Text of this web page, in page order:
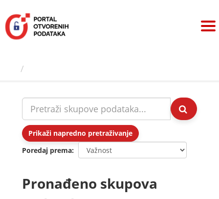
sadržaj
Prikaži napredno pretraživanje
Poredaj prema
Pronađeno skupova